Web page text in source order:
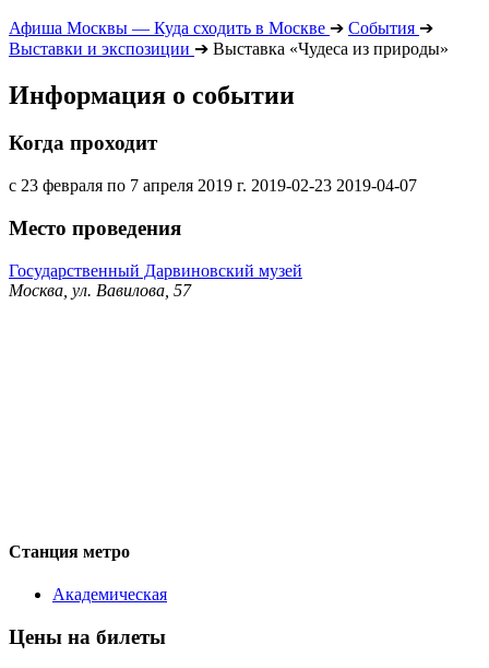
Афиша Москвы — Куда сходить в Москве ➔ События ➔
Выставки и экспозиции ➔ Выставка «Чудеса из природы»
Информация о событии
Когда проходит
с 23 февраля по 7 апреля 2019 г. 2019-02-23 2019-04-07
Место проведения
Государственный Дарвиновский музей
Москва, ул. Вавилова, 57
Станция метро
Академическая
Цены на билеты